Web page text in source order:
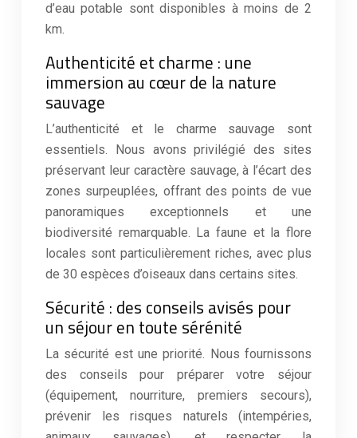
d’eau potable sont disponibles à moins de 2
km.
Authenticité et charme : une
immersion au cœur de la nature
sauvage
L’authenticité et le charme sauvage sont
essentiels. Nous avons privilégié des sites
préservant leur caractère sauvage, à l’écart des
zones surpeuplées, offrant des points de vue
panoramiques exceptionnels et une
biodiversité remarquable. La faune et la flore
locales sont particulièrement riches, avec plus
de 30 espèces d’oiseaux dans certains sites.
Sécurité : des conseils avisés pour
un séjour en toute sérénité
La sécurité est une priorité. Nous fournissons
des conseils pour préparer votre séjour
(équipement, nourriture, premiers secours),
prévenir les risques naturels (intempéries,